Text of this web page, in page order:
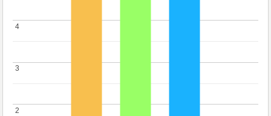
2
2
3
3
4
4